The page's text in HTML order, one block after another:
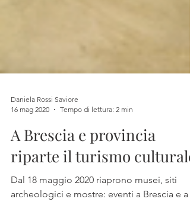
Daniela Rossi Saviore
16 mag 2020
Tempo di lettura: 2 min
A Brescia e provincia
riparte il turismo culturale